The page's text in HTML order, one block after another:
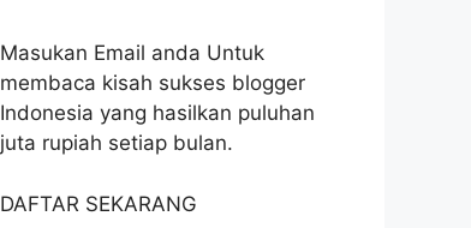
Masukan Email anda Untuk
membaca kisah sukses blogger
Indonesia yang hasilkan puluhan
juta rupiah setiap bulan.
DAFTAR SEKARANG